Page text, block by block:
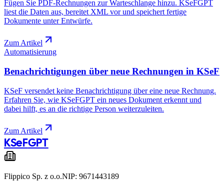
Fügen Sie PDF-Rechnungen zur Warteschlange hinzu. KSeFGPT
liest die Daten aus, bereitet XML vor und speichert fertige
Dokumente unter Entwürfe.
Zum Artikel
Automatisierung
Benachrichtigungen über neue Rechnungen in KSeF
KSeF versendet keine Benachrichtigung über eine neue Rechnung.
Erfahren Sie, wie KSeFGPT ein neues Dokument erkennt und
dabei hilft, es an die richtige Person weiterzuleiten.
Zum Artikel
KSeFGPT
Flippico Sp. z o.o.NIP: 9671443189